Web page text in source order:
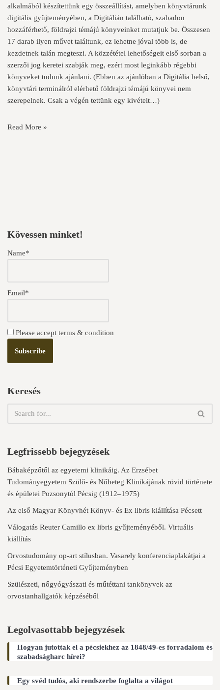
alkalmából készítettünk egy összeállítást, amelyben könyvtárunk
digitális gyűjteményében, a Digitálián található, szabadon
hozzáférhető, földrajzi témájú könyveinket mutatjuk be. Összesen
17 darab ilyen művet találtunk, ez lehetne jóval több is, de
kezdetnek talán megteszi. A közzététel lehetőségeit első sorban a
szerzői jog keretei szabják meg, ezért most leginkább régebbi
könyveket tudunk ajánlani. (Ebben az ajánlóban a Digitália belső,
könyvtári terminálról elérhető földrajzi témájú könyvei nem
szerepelnek. Csak a végén tettünk egy kivételt…)
Read More »
Kövessen minket!
Name*
Email*
Please accept terms & condition
Keresés
Legfrissebb bejegyzések
Bábaképzőtől az egyetemi klinikáig. Az Erzsébet
Tudományegyetem Szülő- és Nőbeteg Klinikájának rövid története
és épületei Pozsonytól Pécsig (1912–1975)
Az első Magyar Könyvhét Könyv- és Ex libris kiállítása Pécsett
Válogatás Reuter Camillo ex libris gyűjteményéből. Virtuális
kiállítás
Orvostudomány op-art stílusban. Vasarely konferenciaplakátjai a
Pécsi Egyetemtörténeti Gyűjteményben
Szülészeti, nőgyógyászati és műtéttani tankönyvek az
orvostanhallgatók képzéséből
Legolvasottabb bejegyzések
Hogyan jutottak el a pécsiekhez az 1848/49-es forradalom és
szabadságharc hírei?
Egy svéd tudós, aki rendszerbe foglalta a világot